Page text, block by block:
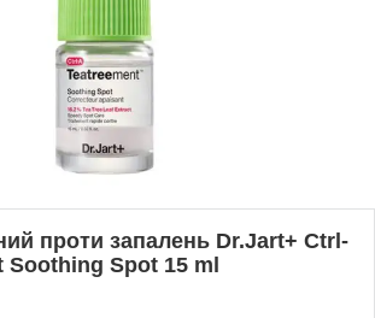
проти запалень Dr.Jart+ Ctrl-
Soothing Spot 15 ml